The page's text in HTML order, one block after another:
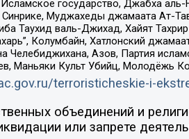
государство, Джабха
Синрике, Муджахеды джамаата Ат-
Таухид валь-Джихад, Хайят
Колумбайн, Хатлонский
Челебиджихана, Азов, Партия
Маньяки Культ Убийц, Молодёжь
terroristicheskie-i-
объединений и
или запрете